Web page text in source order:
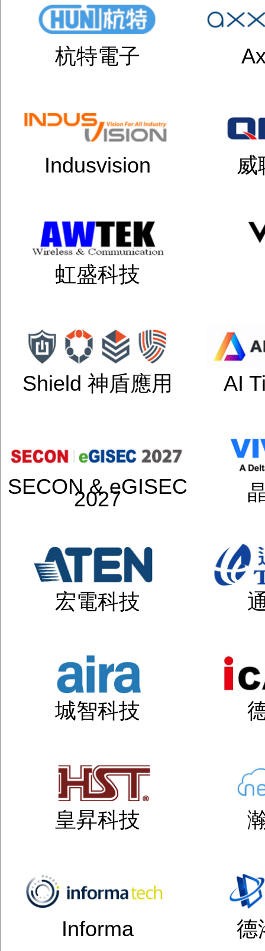
杭特電子
Indusvision 威
虹盛科技
Shield 神盾應用 AI
SECON & eGISEC
2027
宏電科技
城智科技
皇昇科技
Informa 德